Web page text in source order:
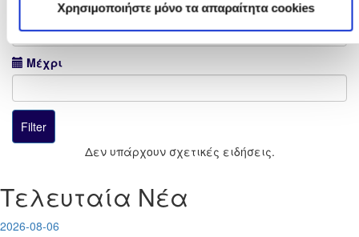
Χρησιμοποιήστε μόνο τα απαραίτητα cookies
Μέχρι
Δεν υπάρχουν σχετικές ειδήσεις.
Τελευταία Νέα
2026-08-06